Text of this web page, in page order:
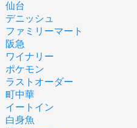
仙台
デニッシュ
ファミリーマート
阪急
ワイナリー
ポケモン
ラストオーダー
町中華
イートイン
白身魚